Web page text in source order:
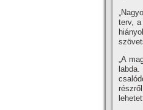
terv,
„A